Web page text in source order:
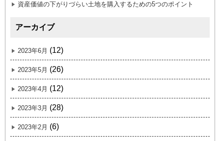
資産価値の下がりづらい土地を購入するための5つのポイント
アーカイブ
2023年6月 (12)
2023年5月 (26)
2023年4月 (12)
2023年3月 (28)
2023年2月 (6)